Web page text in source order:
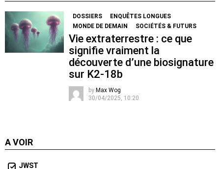
DOSSIERS
ENQUÊTES LONGUES
MONDE DE DEMAIN
SOCIÉTÉS & FUTURS
Vie extraterrestre : ce que
signifie vraiment la
découverte d’une biosignature
sur K2-18b
by Max Wog
30/04/2025, 10:20
A VOIR
JWST